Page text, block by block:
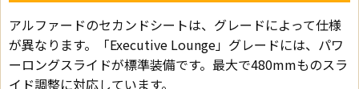
アルファードのセカンドシートは、グレードによって仕様
が異なります。「Executive Lounge」グレードには、パワ
ーロングスライドが標準装備です。最大で480mmものスラ
イド調整に対応しています。